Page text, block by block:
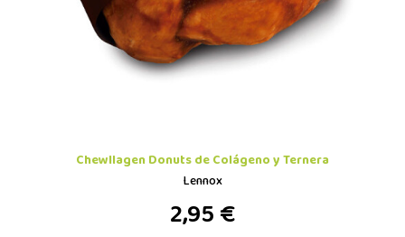
Chewllagen Donuts de Colágeno y Ternera
Lennox
2,95 €